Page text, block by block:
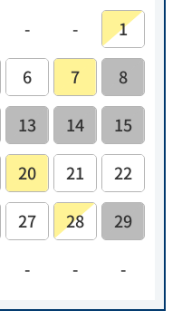
- - 1
6 7 8
13 14 15
20 21 22
27 28 29
- - -